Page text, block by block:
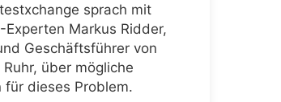
sprach mit
Experten Markus Ridder,
Geschäftsführer von
über mögliche
für dieses Problem.